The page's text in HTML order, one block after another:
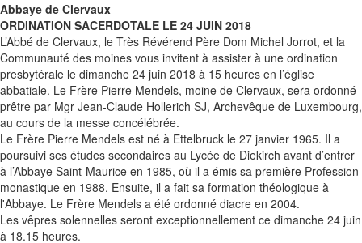
Abbaye de Clervaux
ORDINATION SACERDOTALE LE 24 JUIN 2018
L’Abbé de Clervaux, le Très Révérend Père Dom Michel Jorrot, et la
Communauté des moines vous invitent à assister à une ordination
presbytérale le dimanche 24 juin 2018 à 15 heures en l’église
abbatiale. Le Frère Pierre Mendels, moine de Clervaux, sera ordonné
prêtre par Mgr Jean-Claude Hollerich SJ, Archevêque de Luxembourg,
au cours de la messe concélébrée.
Le Frère Pierre Mendels est né à Ettelbruck le 27 janvier 1965. Il a
poursuivi ses études secondaires au Lycée de Diekirch avant d’entrer
à l’Abbaye Saint-Maurice en 1985, où il a émis sa première Profession
monastique en 1988. Ensuite, il a fait sa formation théologique à
l'Abbaye. Le Frère Mendels a été ordonné diacre en 2004.
Les vêpres solennelles seront exceptionnellement ce dimanche 24 juin
à 18.15 heures.